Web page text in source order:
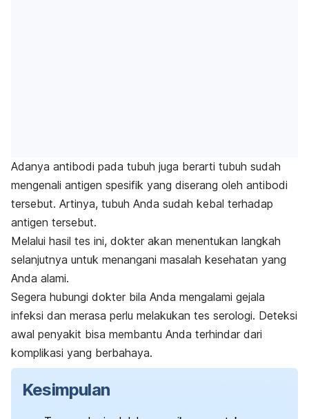
Adanya antibodi pada tubuh juga berarti tubuh sudah
mengenali antigen spesifik yang diserang oleh antibodi
tersebut. Artinya, tubuh Anda sudah kebal terhadap
antigen tersebut.
Melalui hasil tes ini, dokter akan menentukan langkah
selanjutnya untuk menangani masalah kesehatan yang
Anda alami.
Segera hubungi dokter bila Anda mengalami gejala
infeksi dan merasa perlu melakukan tes serologi. Deteksi
awal penyakit bisa membantu Anda terhindar dari
komplikasi yang berbahaya.
Kesimpulan